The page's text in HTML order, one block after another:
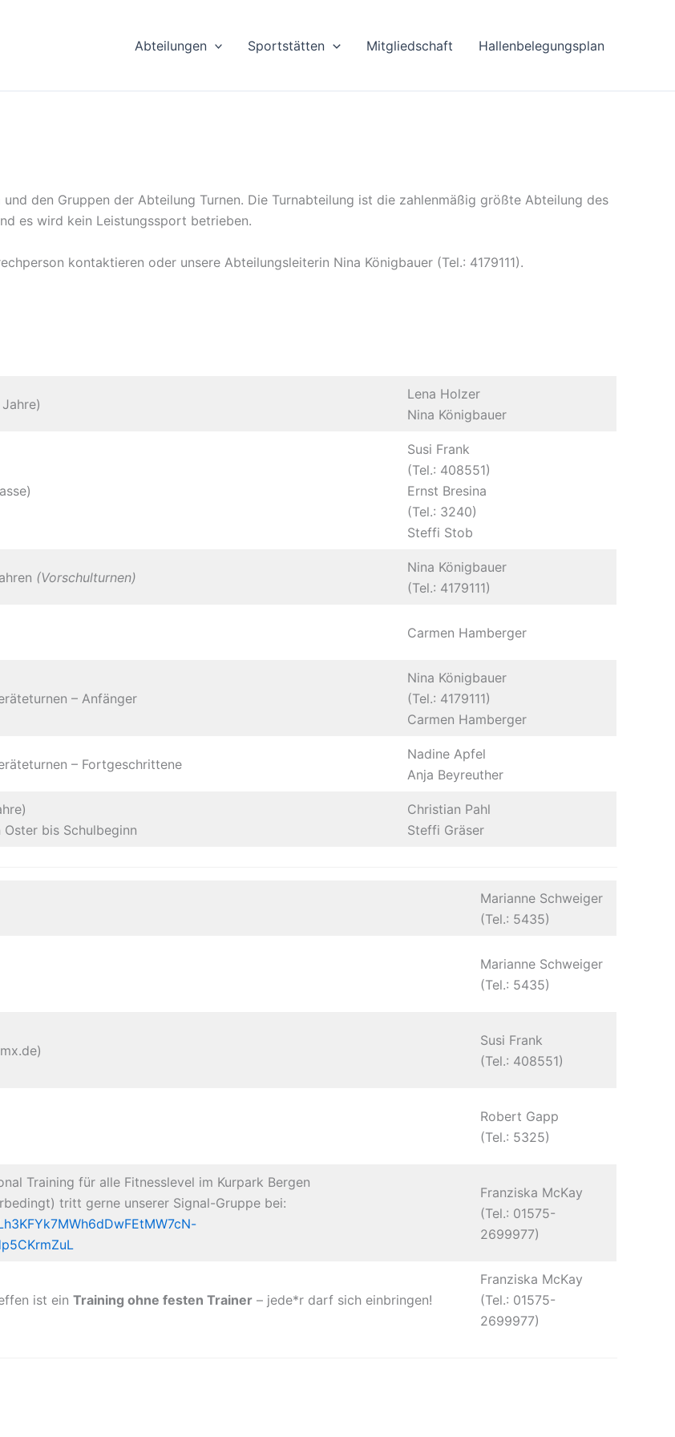
Abteilungen Sportstätten Mitgliedschaft Hallenbelegungsplan
den Gruppen der Abteilung Turnen. Die Turnabteilung ist die zahlenmäßig größte Abteilung des
es wird kein Leistungssport betrieben.
kontaktieren oder unsere Abteilungsleiterin Nina Königbauer (Tel.: 4179111).
Lena Holzer
Nina Königbauer
Susi Frank
(Tel.: 408551)
Ernst Bresina
(Tel.: 3240)
Steffi Stob
(Vorschulturnen)
Nina Königbauer
(Tel.: 4179111)
Carmen Hamberger
– Anfänger
Nina Königbauer
(Tel.: 4179111)
Carmen Hamberger
– Fortgeschrittene
Nadine Apfel
Anja Beyreuther
bis Schulbeginn
Christian Pahl
Steffi Gräser
Marianne Schweiger
(Tel.: 5435)
Marianne Schweiger
(Tel.: 5435)
Susi Frank
(Tel.: 408551)
Robert Gapp
(Tel.: 5325)
Training für alle Fitnesslevel im Kurpark Bergen
tritt gerne unserer Signal-Gruppe bei:
Franziska McKay
(Tel.: 01575-
2699977)
ist ein Training ohne festen Trainer – jede*r darf sich einbringen!
Franziska McKay
(Tel.: 01575-
2699977)